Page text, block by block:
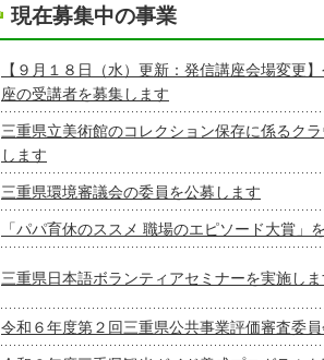
現在募集中の事業
【９月１８日（水）更新：発信講座会場変更
座の受講者を募集します
三重県立美術館のコレクション保存に係るク
します
三重県環境審議会の委員を公募します
「パパ育休のススメ 職場のエピソード大賞」
三重県日本語ボランティアセミナーを実施しま
令和６年度第２回三重県公共事業評価審査委